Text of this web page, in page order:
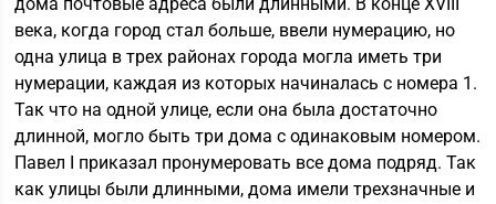
века, когда город стал больше, ввели нумерацию, но
одна улица в трех районах города могла иметь три
нумерации, каждая из которых начиналась с номера 1.
Так что на одной улице, если она была достаточно
длинной, могло быть три дома с одинаковым номером.
Павел І приказал пронумеровать все дома подряд. Так
как улицы были длинными, дома имели трехзначные и